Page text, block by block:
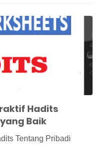
Hadits
Baik
Tentang Pribadi